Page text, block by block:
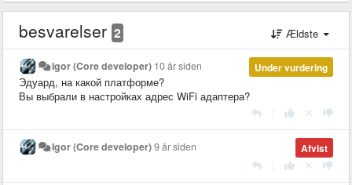
besvarelser 2 Ældste
Under vurdering
Igor (Core developer) 10 år siden
Эдуард, на какой платформе?
Вы выбрали в настройках адрес WiFi адаптера?
Afvist
Igor (Core developer)9 år siden